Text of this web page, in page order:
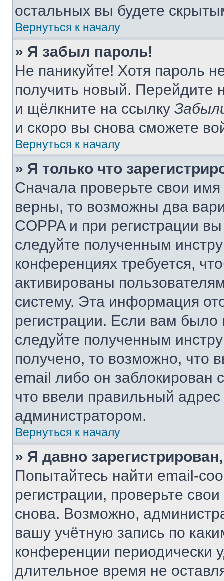
остальных вы будете
Вернуться к началу
» Я забыл пароль!
Не паникуйте! Хотя пароль
получить новый. Перейдите
и щёлкните на ссылку
и скоро вы снова сможете
Вернуться к началу
» Я только что
Сначала проверьте свои
верны, то возможны два
COPPA и при регистрации
следуйте полученным
конференциях требуется,
активированы
систему. Эта информация
регистрации. Если вам
следуйте полученным
получено, то возможно, что
email либо он
что ввели правильный адрес
администратором.
Вернуться к началу
» Я давно
Попытайтесь найти email-
регистрации, проверьте
снова. Возможно,
вашу учётную запись по
конференции периодически
длительное время не